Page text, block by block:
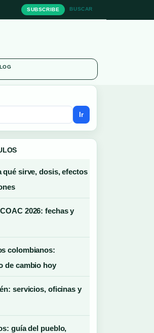
SUBSCRIBE BUSCAR
Ir
qué sirve, dosis, efectos
2026: fechas y
colombianos:
de cambio hoy
servicios, oficinas y
guía del pueblo,